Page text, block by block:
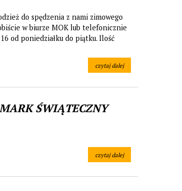
do spędzenia z nami zimowego
w biurze MOK lub telefonicznie
od poniedziałku do piątku. Ilość
czytaj dalej
na temat: FERIE W MIEŚCIE
sala widowiskowa MOKiB
ŚWIĄTECZNY
czytaj dalej
na temat: PIŁAWSKI JARMARK